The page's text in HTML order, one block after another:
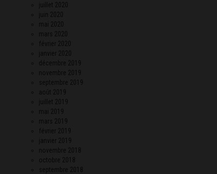
juillet 2020
juin 2020
mai 2020
mars 2020
février 2020
janvier 2020
décembre 2019
novembre 2019
septembre 2019
août 2019
juillet 2019
mai 2019
mars 2019
février 2019
janvier 2019
novembre 2018
octobre 2018
septembre 2018